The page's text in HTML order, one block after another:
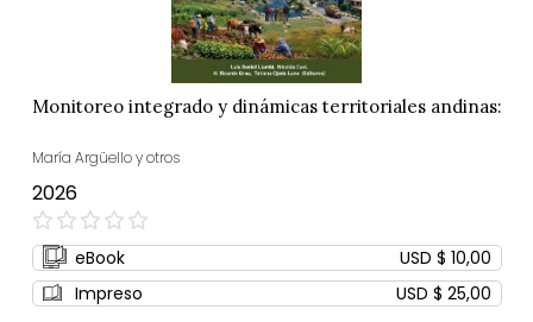
Monitoreo integrado y dinámicas territoriales andinas:
María Argüello y otros
2026
0%
eBook
USD $ 10,00
Impreso
USD $ 25,00